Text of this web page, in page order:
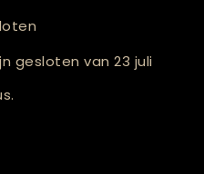
gesloten van 23 juli